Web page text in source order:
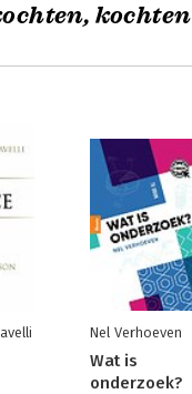
kochten
Nel Verhoeven
Wat is
onderzoek?